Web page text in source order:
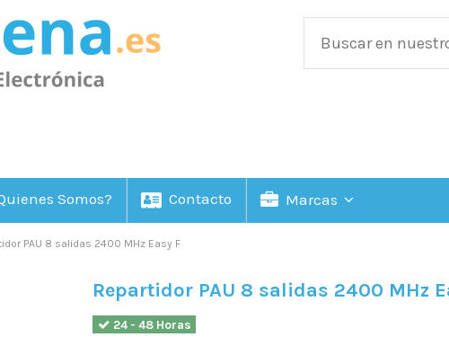
Somos? Contacto Marcas
PAU 8 salidas 2400 MHz Easy F
Repartidor PAU 8 salidas 2400 MHz
24 - 48 Horas